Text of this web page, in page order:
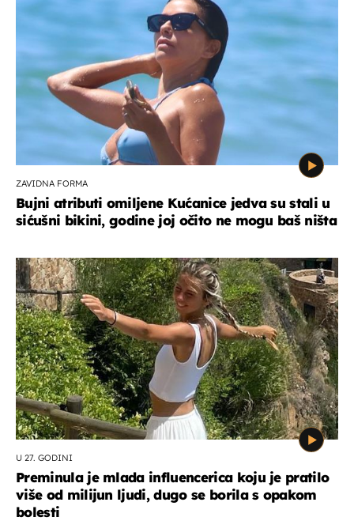
ZAVIDNA FORMA
Bujni atributi omiljene Kućanice jedva su stali u
sićušni bikini, godine joj očito ne mogu baš ništa
U 27. GODINI
Preminula je mlada influencerica koju je pratilo
više od milijun ljudi, dugo se borila s opakom
bolesti